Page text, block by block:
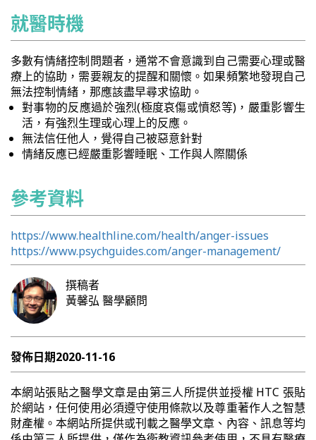
就醫時機
多數有情緒控制問題者，通常不會意識到自己需要心理或醫
療上的協助，需要親友的提醒和關懷。如果頻繁地發現自己
無法控制情緒，那應該盡早尋求協助。
對事物的反應過於強烈(極度哀傷或憤怒等)，嚴重影響生
活，有強烈生理或心理上的反應。
無法信任他人，覺得自己被惡意針對
情緒反應已經嚴重影響睡眠、工作與人際關係
參考資料
https://www.healthline.com/health/anger-issues
https://www.psychguides.com/anger-management/
撰稿者
黃馨弘 醫學顧問
發佈日期2020-11-16
本網站張貼之醫學文章是由第三人所提供並授權 HTC 張貼
於網站，任何使用必須遵守使用條款以及尊重著作人之智慧
財產權。本網站所提供或刊載之醫學文章、內容、訊息等均